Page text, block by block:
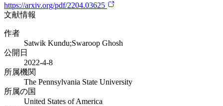
https://arxiv.org/pdf/2204.03625
文献情報
作者
Satwik Kundu;Swaroop Ghosh
公開日
2022-4-8
所属機関
The Pennsylvania State University
所属の国
United States of America